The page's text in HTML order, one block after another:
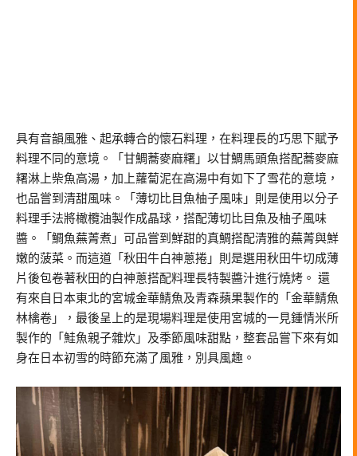
具有音韻風雅、起承轉合的懷石料理，在料理長的巧思下賦予
料理不同的意境。「甘鯛蕎麥麻糬」以甘鯛馬頭魚搭配蕎麥麻
糬淋上柴魚高湯，加上蘿蔔泥在高湯中有如下了雪花的意境，
也品嘗到清甜風味。「薄切比目魚柚子風味」則是使用以分子
料理手法將橄欖油製作成晶球，搭配薄切比目魚及柚子風味
醬。「鯛魚蕪菁煮」可品嘗到鮮甜的真鯛搭配清雅的蕪菁與鮮
嫩的菠菜。而這道「秋田牛白神蔥捲」則是選用秋田牛切成薄
片後包卷著秋田的白神蔥搭配料理長特製醬汁進行燒烤。 還
有來自日本東北的宮城金華鯖魚及青森蘋果製作的「金華鯖魚
林檎卷」，最後呈上的是現場料理是使用宮城的一見鍾情米所
製作的「鮭魚親子雜炊」及季節風味甜點，整套品嘗下來有如
身在日本初雪的時節充滿了風雅，別具風趣。